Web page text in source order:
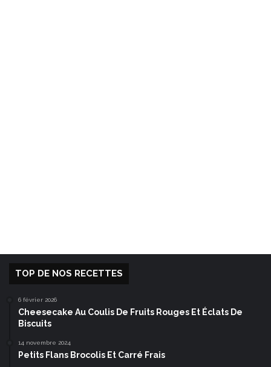
TOP DE NOS RECETTES
6 février 2026
Cheesecake Au Coulis De Fruits Rouges Et Éclats De
Biscuits
14 novembre 2024
Petits Flans Brocolis Et Carré Frais